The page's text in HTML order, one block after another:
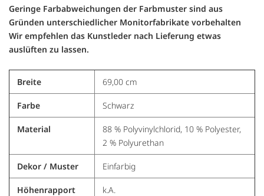
Geringe Farbabweichungen der Farbmuster sind aus
Gründen unterschiedlicher Monitorfabrikate vorbehalten
Wir empfehlen das Kunstleder nach Lieferung etwas
auslüften zu lassen.
Breite 69,00 cm
Farbe Schwarz
Material
88 % Polyvinylchlorid, 10 % Polyester,
2 % Polyurethan
Dekor / Muster Einfarbig
Höhenrapport k.A.